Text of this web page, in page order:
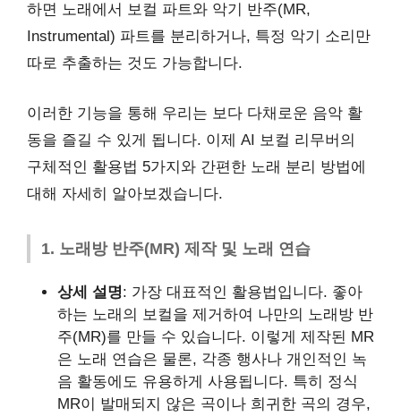
하면 노래에서 보컬 파트와 악기 반주(MR,
Instrumental) 파트를 분리하거나, 특정 악기 소리만
따로 추출하는 것도 가능합니다.
이러한 기능을 통해 우리는 보다 다채로운 음악 활
동을 즐길 수 있게 됩니다. 이제 AI 보컬 리무버의
구체적인 활용법 5가지와 간편한 노래 분리 방법에
대해 자세히 알아보겠습니다.
1. 노래방 반주(MR) 제작 및 노래 연습
상세 설명: 가장 대표적인 활용법입니다. 좋아
하는 노래의 보컬을 제거하여 나만의 노래방 반
주(MR)를 만들 수 있습니다. 이렇게 제작된 MR
은 노래 연습은 물론, 각종 행사나 개인적인 녹
음 활동에도 유용하게 사용됩니다. 특히 정식
MR이 발매되지 않은 곡이나 희귀한 곡의 경우,